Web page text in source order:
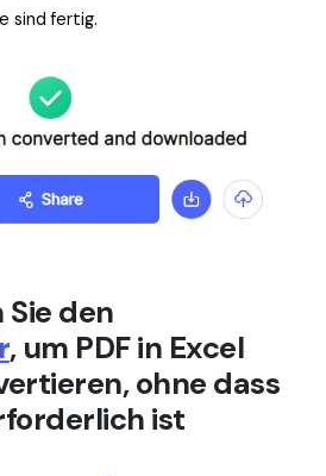
sind fertig.
Sie den
, um PDF in Excel
ohne dass
ist